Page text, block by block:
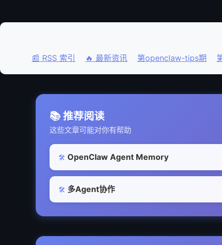
📰 RSS 索引 🔥 最新资讯 第openclaw-tips期
📚 推荐阅读
这些文章可能对你有帮助
🛠️ OpenClaw Agent Memory
🛠️ 多Agent协作